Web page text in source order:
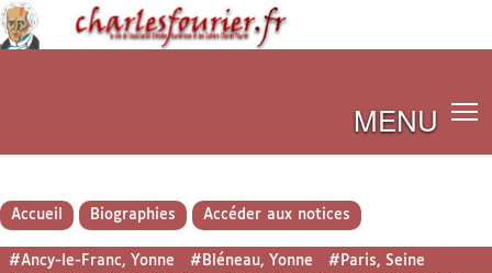
MENU
Accueil Biographies Accéder aux notices
#Ancy-le-Franc, Yonne #Bléneau, Yonne
#Paris, Seine